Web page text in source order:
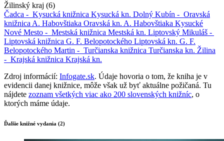
Žilinský kraj (6)
Čadca - Kysucká knižnica Kysucká kn. Dolný Kubín - Oravská
knižnica A. Habovštiaka Oravská kn. A. Habovštiaka Kysucké
Nové Mesto - Mestská knižnica Mestská kn. Liptovský Mikuláš -
Liptovská knižnica G. F. Belopotockého Liptovská kn. G. F.
Belopotockého Martin - Turčianska knižnica Turčianska kn. Žilina
- Krajská knižnica Krajská kn.
Zdroj informácií: Infogate.sk. Údaje hovoria o tom, že kniha je v
evidencii danej knižnice, môže však už byť aktuálne požičaná. Tu
nájdete zoznam všetkých viac ako 200 slovenských knižníc, o
ktorých máme údaje.
Ďalšie knižné vydania (2)